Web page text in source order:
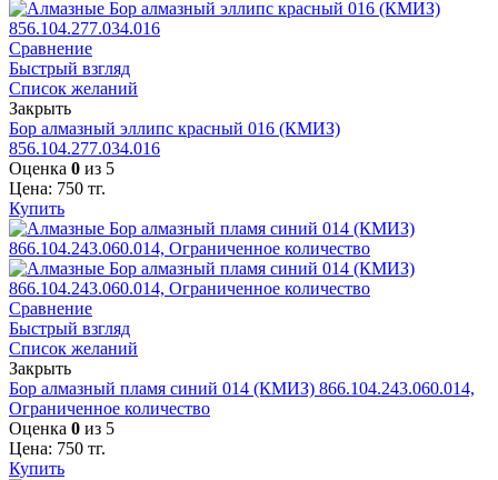
Сравнение
Быстрый взгляд
Список желаний
Закрыть
Бор алмазный эллипс красный 016 (КМИЗ)
856.104.277.034.016
Оценка 0 из 5
Цена: 750 тг.
Купить
Сравнение
Быстрый взгляд
Список желаний
Закрыть
Бор алмазный пламя синий 014 (КМИЗ) 866.104.243.060.014,
Ограниченное количество
Оценка 0 из 5
Цена: 750 тг.
Купить